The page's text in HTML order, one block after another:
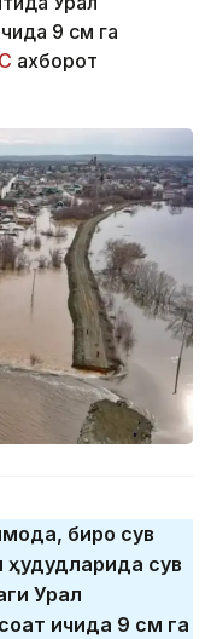
9 см га
ахборот
бироқ сув
сув
Урал
ичида 9 см га